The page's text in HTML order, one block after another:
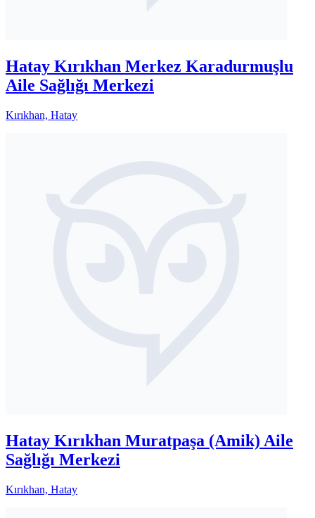
Hatay Kırıkhan Merkez Karadurmuşlu
Aile Sağlığı Merkezi
Kırıkhan, Hatay
Hatay Kırıkhan Muratpaşa (Amik) Aile
Sağlığı Merkezi
Kırıkhan, Hatay